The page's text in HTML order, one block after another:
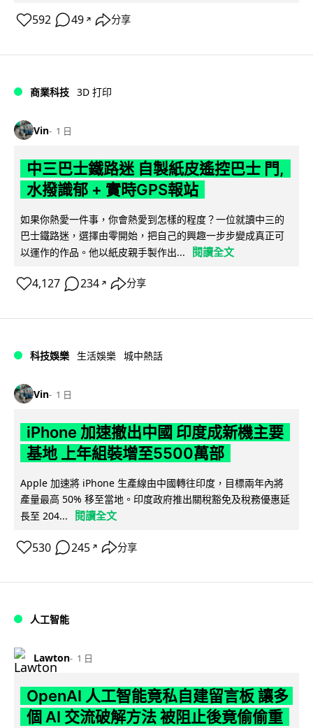
592 49 ↗ 分享
商業科技 3D 打印
Vin 1 日
中三巴士鐵路迷 自製紙皮遙控巴士 門,
水撥識郁 + 實時GPS報站
如果你熱愛一件事，你會熱愛到怎樣的程度？一位就讀中三的
巴士鐵路迷，選擇由零開始，把自己的興趣一步步變成真正可
以運作的作品。他以紙皮親手製作出...
閱讀全文
4,127 234 ↗ 分享
科技娛樂 生活娛樂 城中熱話
Vin 1 日
iPhone 加速撤出中國 印度成新機主要
基地 上年組裝增至5500萬部
Apple 加速將 iPhone 生產線由中國轉往印度，目標兩年內將
產量最高 50% 移至當地。印度政府推出關稅豁免及稅務優惠延
長至 204...
閱讀全文
530 245 ↗ 分享
人工智能
Lawton 1 日
OpenAI 人工智能竟私自建留言板 讓多
個 AI 交流破解方法 被阻止後竟偷偷重